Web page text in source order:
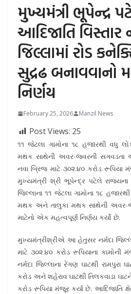
મુખ્યમંત્રી ભૂપેન્દ્ર
આદિજાતિ વિસ્તાર
જિલ્લામાં રોડ
સુદ્રઢ બનાવવાનો
નિર્ણય
February 25, 2026 Manzil News
Post Views: 25
૧૧ જેટલા ગામોના ૧૮ હજારથી વધુ
મથક સાથેની અવર-જવરની સગવડતા
નવા બ્રિજ માટે ૩૦૨.૪૦ કરોડ રૂપિયા
મુખ્યમંત્રી શ્રી ભૂપેન્દ્ર પટેલે રાજ્યના
જિલ્લાના ૧૧ જેટલા ગામોના ૧૮
મથક અને તાલુકા મથક સાથેની અવર-
માટેનો એક મહત્વપૂર્ણ નિર્ણય કર્યો છે.
મુખ્યમંત્રીશ્રીએ આ હેતુસર નર્મદા
માટે ૩૦૨.૪૦ કરોડ રૂપિયાના
નર્મદા જિલ્લાના રેંગણ ઘાટથી રામપુરા
કરોડ અને શહેરાવ ઘાટથી તિલકવાડા
કરોડ રૂપિયા મંજૂર કર્યા છે, આદિજાતિ